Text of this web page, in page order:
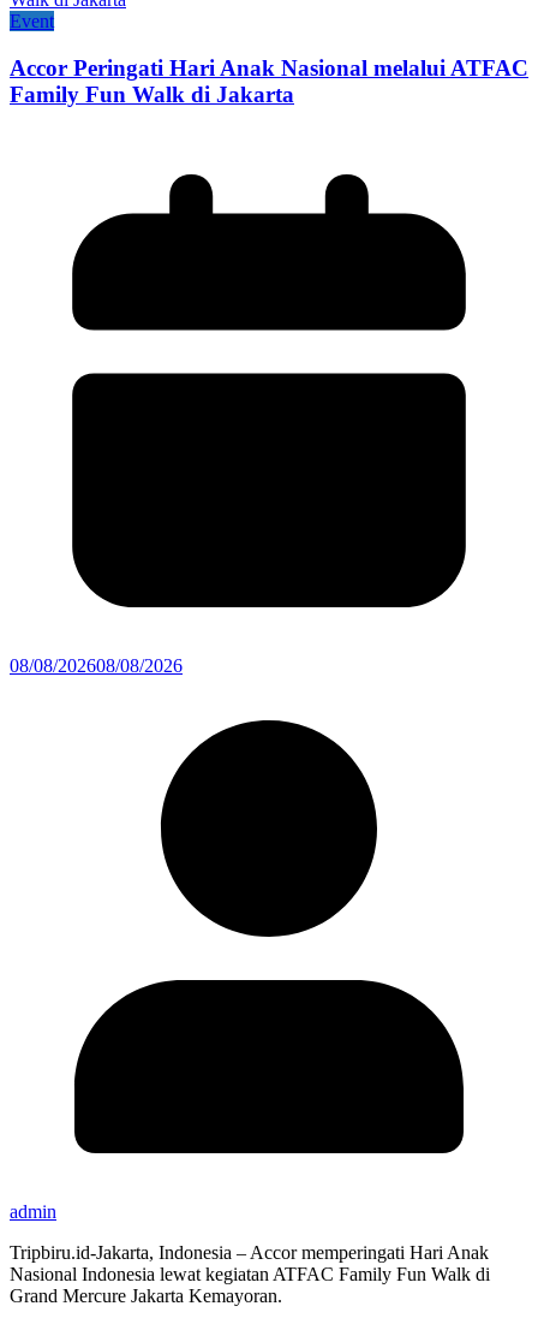
Event
Accor Peringati Hari Anak Nasional melalui ATFAC
Family Fun Walk di Jakarta
08/08/202608/08/2026
admin
Tripbiru.id-Jakarta, Indonesia – Accor memperingati Hari Anak
Nasional Indonesia lewat kegiatan ATFAC Family Fun Walk di
Grand Mercure Jakarta Kemayoran.